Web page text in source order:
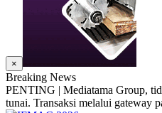
×
Breaking News
PENTING | Mediatama Group,
tunai. Transaksi melalui gateway